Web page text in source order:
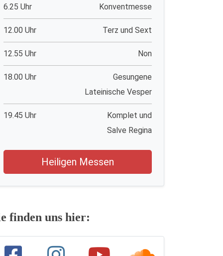
6.25 Uhr Konventmesse
12.00 Uhr Terz und Sext
12.55 Uhr Non
18.00 Uhr
Gesungene
Lateinische Vesper
19.45 Uhr
Komplet und
Salve Regina
Heiligen Messen
finden uns hier: